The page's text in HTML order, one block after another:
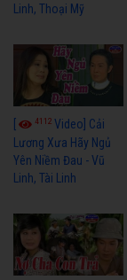
Linh, Thoại Mỹ
4112 Video] Cải
Lương Xưa Hãy Ngủ
Yên Niềm Đau - Vũ
Linh, Tài Linh